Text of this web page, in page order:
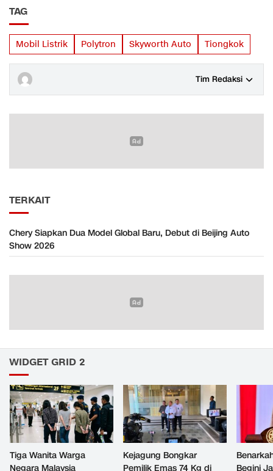
TAG
Mobil Listrik Polytron Skyworth Auto Tiongkok
Tim Redaksi
TERKAIT
Chery Siapkan Dua Model Global Baru, Debut di Beijing Auto
Show 2026
WIDGET GRID 2
Tiga Wanita Warga
Negara Malaysia
Kejagung Bongkar
Pemilik Emas 74 Kg di
Begini